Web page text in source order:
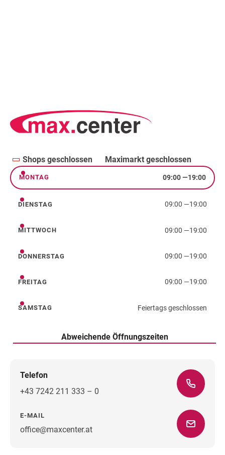
Shops geschlossen Maximarkt geschlossen
Montag
MONTAG 09:00—19:00
Dienstag
DIENSTAG 09:00 —19:00
Mittwoch
MITTWOCH 09:00 —19:00
Donnerstag
DONNERSTAG 09:00 —19:00
Freitag
FREITAG 09:00 —19:00
Samstag
SAMSTAG Feiertags geschlossen
Abweichende Öffnungszeiten
Telefon
+43 7242 211 333 – 0
E-MAIL
office@maxcenter.atWegbeschreibung